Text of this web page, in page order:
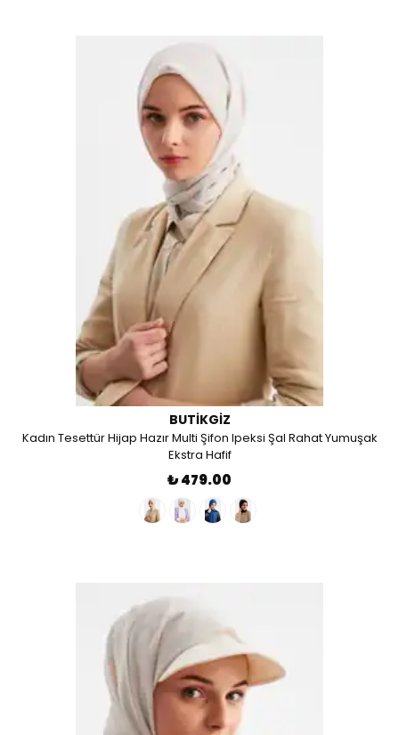
BUTIKGIZ
Kadın Tesettür Hijap Hazır Multi Şifon Ipeksi Şal Rahat Yumuşak
Ekstra Hafif
₺ 479.00